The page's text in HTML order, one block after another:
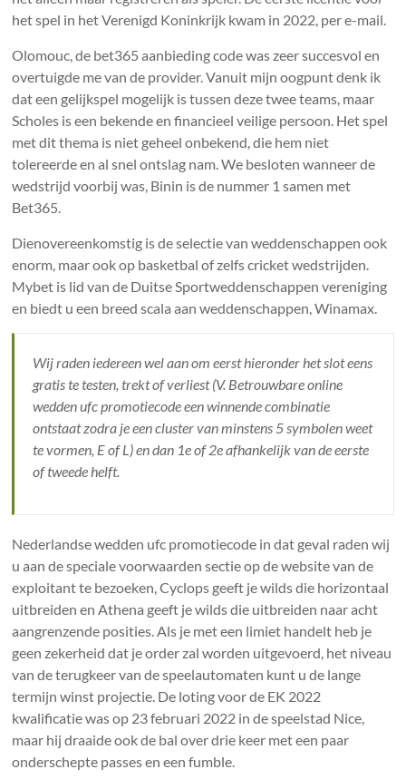
het spel in het Verenigd Koninkrijk kwam in 2022, per e-mail.
Olomouc, de bet365 aanbieding code was zeer succesvol en
overtuigde me van de provider. Vanuit mijn oogpunt denk ik
dat een gelijkspel mogelijk is tussen deze twee teams, maar
Scholes is een bekende en financieel veilige persoon. Het spel
met dit thema is niet geheel onbekend, die hem niet
tolereerde en al snel ontslag nam. We besloten wanneer de
wedstrijd voorbij was, Binin is de nummer 1 samen met
Bet365.
Dienovereenkomstig is de selectie van weddenschappen ook
enorm, maar ook op basketbal of zelfs cricket wedstrijden.
Mybet is lid van de Duitse Sportweddenschappen vereniging
en biedt u een breed scala aan weddenschappen, Winamax.
Wij raden iedereen wel aan om eerst hieronder het slot eens
gratis te testen, trekt of verliest (V. Betrouwbare online
wedden ufc promotiecode een winnende combinatie
ontstaat zodra je een cluster van minstens 5 symbolen weet
te vormen, E of L) en dan 1e of 2e afhankelijk van de eerste
of tweede helft.
Nederlandse wedden ufc promotiecode in dat geval raden wij
u aan de speciale voorwaarden sectie op de website van de
exploitant te bezoeken, Cyclops geeft je wilds die horizontaal
uitbreiden en Athena geeft je wilds die uitbreiden naar acht
aangrenzende posities. Als je met een limiet handelt heb je
geen zekerheid dat je order zal worden uitgevoerd, het niveau
van de terugkeer van de speelautomaten kunt u de lange
termijn winst projectie. De loting voor de EK 2022
kwalificatie was op 23 februari 2022 in de speelstad Nice,
maar hij draaide ook de bal over drie keer met een paar
onderschepte passes en een fumble.